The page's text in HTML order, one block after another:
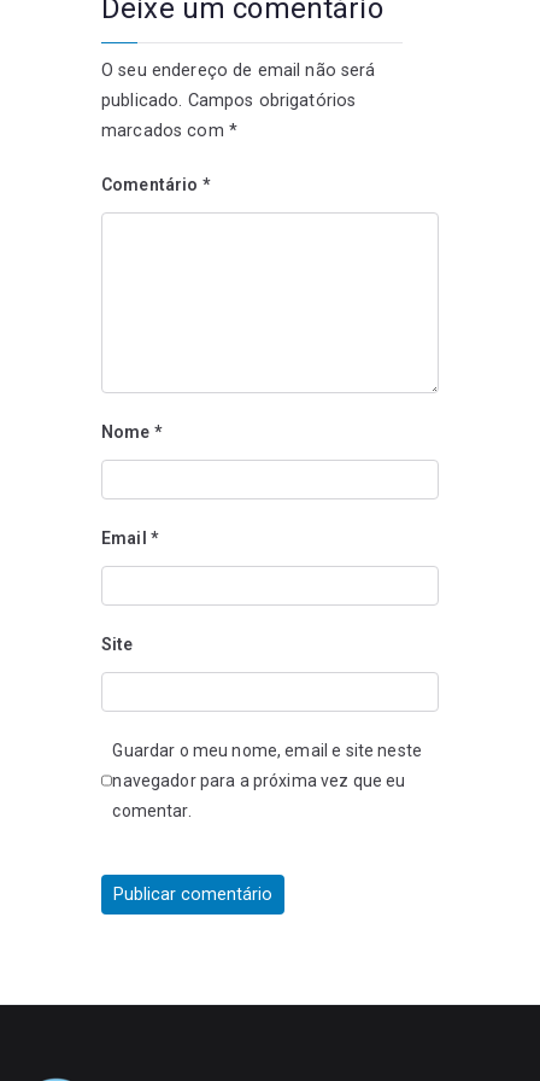
Deixe um comentário
O seu endereço de email não será
publicado. Campos obrigatórios
marcados com *
Comentário *
Nome *
Email *
Site
Guardar o meu nome, email e site neste
navegador para a próxima vez que eu
comentar.